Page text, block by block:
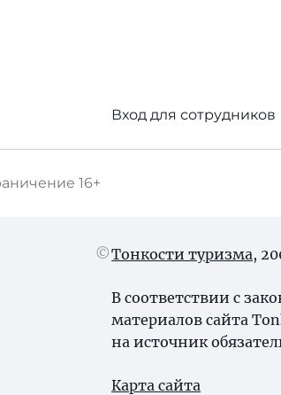
Вход для сотрудников
16+
Тонкости туризма,
В соответствии с
материалов сайта
на источник
Карта сайта